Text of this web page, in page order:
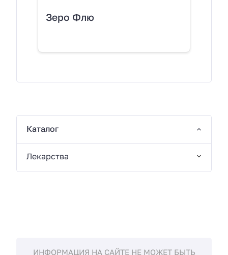
Зеро Флю
Каталог
Лекарства
ИНФОРМАЦИЯ НА САЙТЕ НЕ МОЖЕТ БЫТЬ